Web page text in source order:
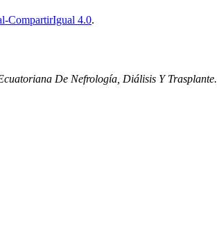
CompartirIgual 4.0.
De Nefrología, Diálisis Y Trasplante.